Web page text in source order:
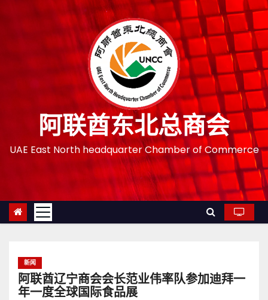
阿联酋东北总商会
UAE East North headquarter Chamber of Commerce
新闻
阿联酋辽宁商会会长范业伟率队参加迪拜一
年一度全球国际食品展